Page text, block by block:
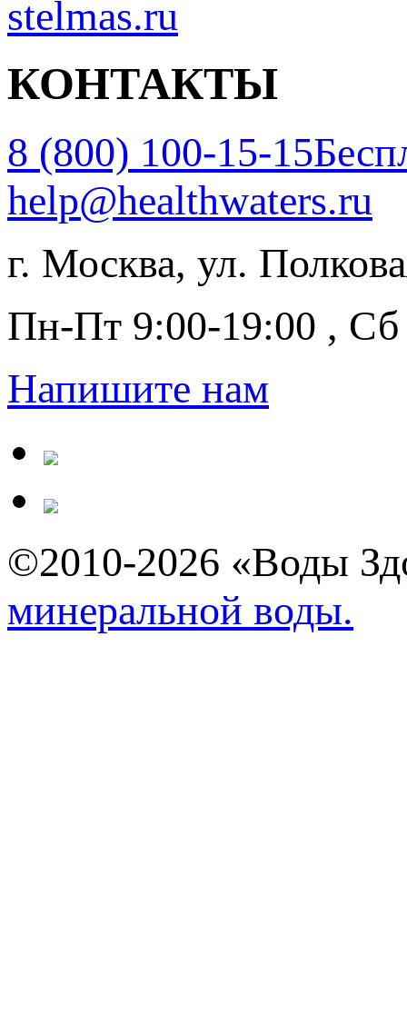
stelmas.ru
КОНТАКТЫ
8 (800) 100-15-15
help@healthwaters.ru
г. Москва, ул.
Пн-Пт 9:00-19:00 , Сб
Напишите нам
©2010-2026 «Воды
минеральной воды.